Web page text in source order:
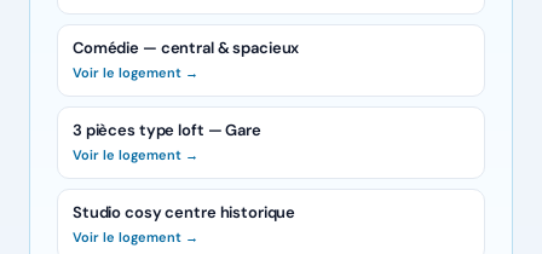
Comédie — central & spacieux
Voir le logement →
3 pièces type loft — Gare
Voir le logement →
Studio cosy centre historique
Voir le logement →